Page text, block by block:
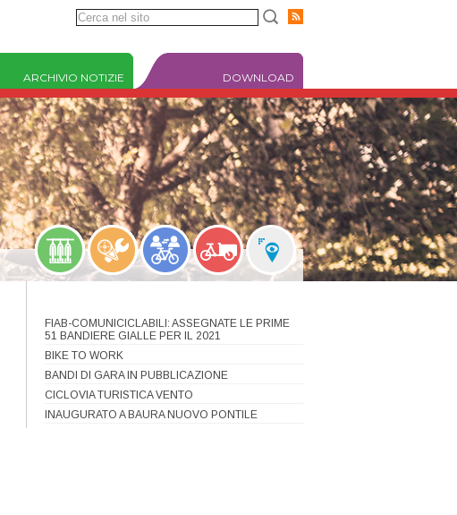
ARCHIVIO NOTIZIE DOWNLOAD
FIAB-COMUNICICLABILI: ASSEGNATE LE PRIME
51 BANDIERE GIALLE PER IL 2021
BIKE TO WORK
BANDI DI GARA IN PUBBLICAZIONE
CICLOVIA TURISTICA VENTO
INAUGURATO A BAURA NUOVO PONTILE